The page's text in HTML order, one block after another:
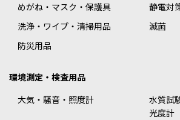
めがね・マスク・保護具
静電対
洗浄・ワイプ・清掃用品
滅菌
防災用品
環境測定・検査用品
大気・騒音・照度計
水質試
光度計